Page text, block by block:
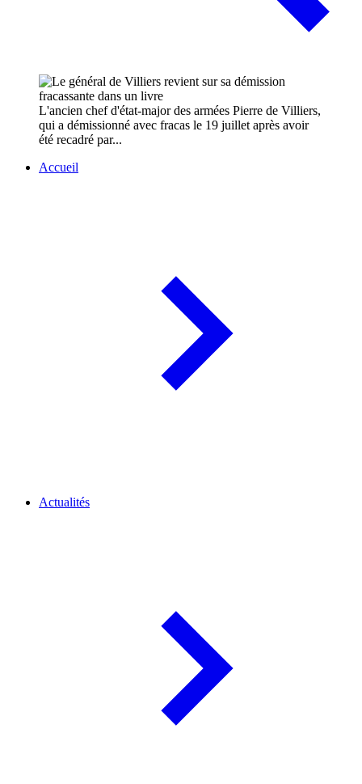
L'ancien chef d'état-major des armées Pierre de Villiers,
qui a démissionné avec fracas le 19 juillet après avoir
été recadré par...
Accueil
Actualités